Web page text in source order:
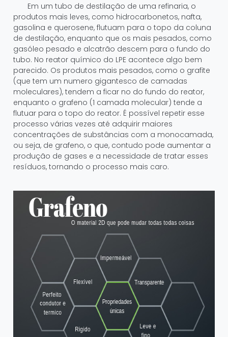
Em um tubo de destilação de uma refinaria, o
produtos mais leves, como hidrocarbonetos, nafta,
gasolina e querosene, flutuam para o topo da coluna
de destilação, enquanto que os mais pesados, como
gasóleo pesado e alcatrão descem para o fundo do
tubo. No reator químico do LPE acontece algo bem
parecido. Os produtos mais pesados, como o grafite
(que tem um numero gigantesco de camadas
moleculares), tendem a ficar no do fundo do reator,
enquanto o grafeno (1 camada molecular) tende a
flutuar para o topo do reator. É possível repetir esse
processo várias vezes até adquirir maiores
concentrações de substâncias com a monocamada,
ou seja, de grafeno, o que, contudo pode aumentar a
produção de gases e a necessidade de tratar esses
resíduos, tornando o processo mais caro.